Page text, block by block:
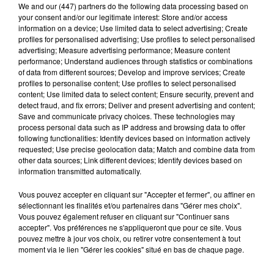
Lecture (2 min 22 sec)
100%
100% Radio les infos des Hautes-Pyrénées
4 décembre 2023 - 2 min 22 sec
LES INFOS DES HAUTES-PYRÉNÉES DU
04/12/2023 À 11H01
We and our (447) partnersdo the following data processing based on
your consent and/or our legitimate interest: Store and/or access
information on a device; Use limited data to select advertising; Create
profiles for personalised advertising; Use profiles to select personalised
advertising; Measure advertising performance; Measure content
performance; Understand audiences through statistics or combinations
of data from different sources; Develop and improve services; Create
profiles to personalise content; Use profiles to select personalised
content; Use limited data to select content; Ensure security, prevent and
detect fraud, and fix errors; Deliver and present advertising and content;
Save and communicate privacy choices. These technologies may
process personal data such as IP address and browsing data to offer
following functionalities: Identify devices based on information actively
requested; Use precise geolocation data; Match and combine data from
other data sources; Link different devices; Identify devices based on
information transmitted automatically.
Vous pouvez accepter en cliquant sur "Accepter et fermer", ou affiner en
sélectionnant les finalités et/ou partenaires dans "Gérer mes choix".
Vous pouvez également refuser en cliquant sur "Continuer sans
accepter". Vos préférences ne s'appliqueront que pour ce site. Vous
pouvez mettre à jour vos choix, ou retirer votre consentement à tout
moment via le lien "Gérer les cookies" situé en bas de chaque page.